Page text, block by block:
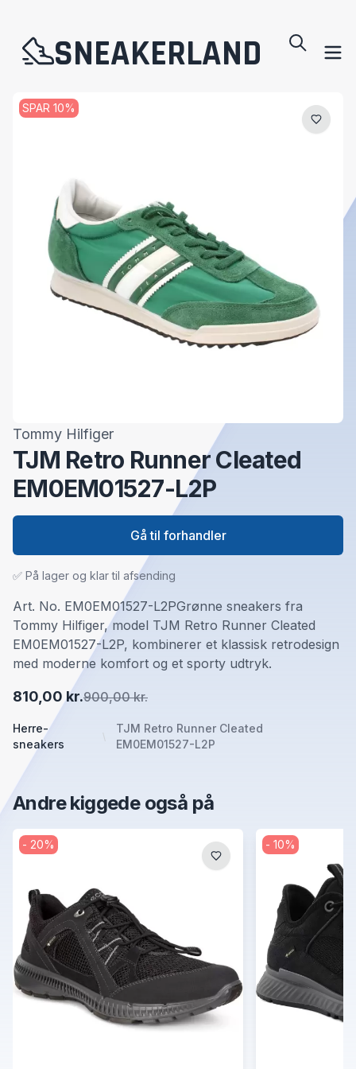
SNEAKERLAND
Tommy Hilfiger
TJM Retro Runner Cleated
EM0EM01527-L2P
Herre-
sneakers
TJM Retro Runner Cleated
EM0EM01527-L2P
810,00 kr.900,00 kr.
Art. No. EM0EM01527-L2PGrønne sneakers fra
Tommy Hilfiger, model TJM Retro Runner Cleated
EM0EM01527-L2P, kombinerer et klassisk retrodesign
med moderne komfort og et sporty udtryk.
✅ På lager og klar til afsending
Gå til forhandler
SPAR 10%
Andre kiggede også på
- 20% - 10%